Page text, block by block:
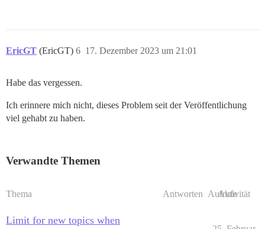
EricGT (EricGT) 17. Dezember 2023 um 21:01
6
Habe das vergessen.
Ich erinnere mich nicht, dieses Problem seit der Veröffentlichung
viel gehabt zu haben.
Verwandte Themen
Thema Antworten Aufrufe
Aktivität
Limit for new topics when